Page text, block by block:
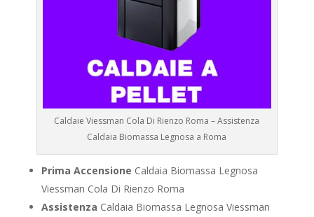
Caldaie Viessman Cola Di Rienzo Roma – Assistenza
Caldaia Biomassa Legnosa a Roma
Prima Accensione Caldaia Biomassa Legnosa
Viessman Cola Di Rienzo Roma
Assistenza Caldaia Biomassa Legnosa Viessman